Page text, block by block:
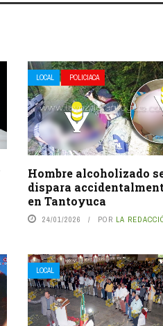
LOCAL POLICIACA
Hombre alcoholizado
dispara
en Tantoyuca
24/01/2026 POR LA
LOCAL